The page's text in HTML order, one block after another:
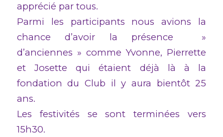
apprécié par tous.
Parmi les participants nous avions la
chance d’avoir la présence »
d’anciennes » comme Yvonne, Pierrette
et Josette qui étaient déjà là à la
fondation du Club il y aura bientôt 25
ans.
Les festivités se sont terminées vers
15h30.